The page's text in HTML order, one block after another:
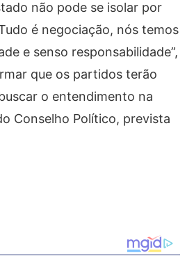
não pode se isolar por
é negociação, nós temos
e senso responsabilidade”,
que os partidos terão
o entendimento na
Conselho Político, prevista